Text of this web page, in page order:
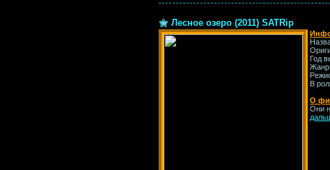
Лесное озеро (2011) SATRip
Год
В
О
Они